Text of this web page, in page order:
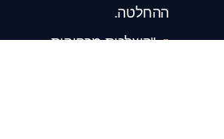
ההחלטה.
"השלכות מרחיקות